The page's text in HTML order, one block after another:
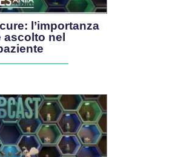
l’importanza
nel